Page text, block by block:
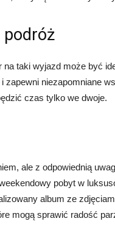
podróż
taki wyjazd może być
niezapomniane
czas tylko we dwoje.
ale z odpowiednią
pobyt w
album ze
mogą sprawić radość